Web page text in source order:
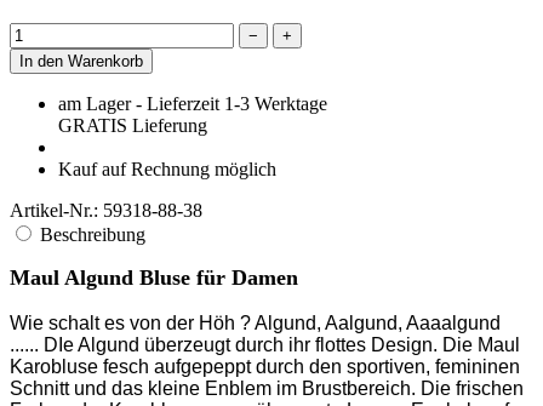
−
+
In den Warenkorb
am Lager - Lieferzeit 1-3 Werktage
GRATIS Lieferung
Kauf auf Rechnung möglich
Artikel-Nr.: 59318-88-38
Beschreibung
Maul Algund Bluse für Damen
Wie schalt es von der Höh ? Algund, Aalgund, Aaaalgund
...... DIe Algund überzeugt durch ihr flottes Design. Die Maul
Karobluse fesch aufgepeppt durch den sportiven, femininen
Schnitt und das kleine Enblem im Brustbereich. Die frischen